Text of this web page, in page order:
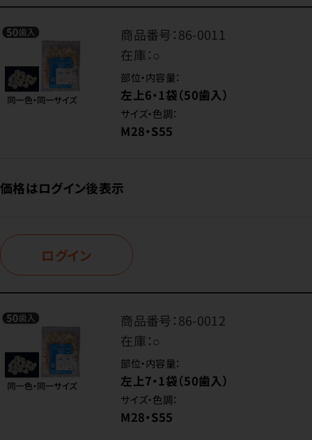
商品番号：86-0011
在庫：○
部位・内容量：
左上6・1袋（50歯入）
サイズ・色調：
M28・S55
価格はログイン後表示
ログイン
商品番号：86-0012
在庫：○
部位・内容量：
左上7・1袋（50歯入）
サイズ・色調：
M28・S55